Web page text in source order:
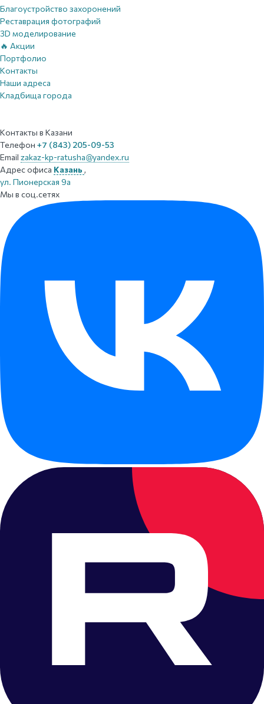
Благоустройство захоронений
Реставрация фотографий
3D моделирование
🔥 Акции
Портфолио
Контакты
Наши адреса
Кладбища города
Контакты в Казани
Телефон +7 (843) 205-09-53
Email zakaz-kp-ratusha@yandex.ru
Адрес офиса Казань ,
ул. Пионерская 9а
Мы в соц.сетях